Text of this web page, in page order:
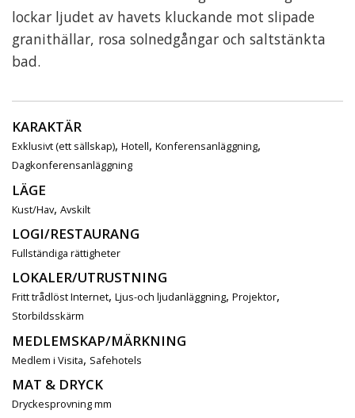
lockar ljudet av havets kluckande mot slipade
granithällar, rosa solnedgångar och saltstänkta
bad.
KARAKTÄR
Exklusivt (ett sällskap), Hotell, Konferensanläggning,
Dagkonferensanläggning
LÄGE
Kust/Hav, Avskilt
LOGI/RESTAURANG
Fullständiga rättigheter
LOKALER/UTRUSTNING
Fritt trådlöst Internet, Ljus-och ljudanläggning, Projektor,
Storbildsskärm
MEDLEMSKAP/MÄRKNING
Medlem i Visita, Safehotels
MAT & DRYCK
Dryckesprovning mm